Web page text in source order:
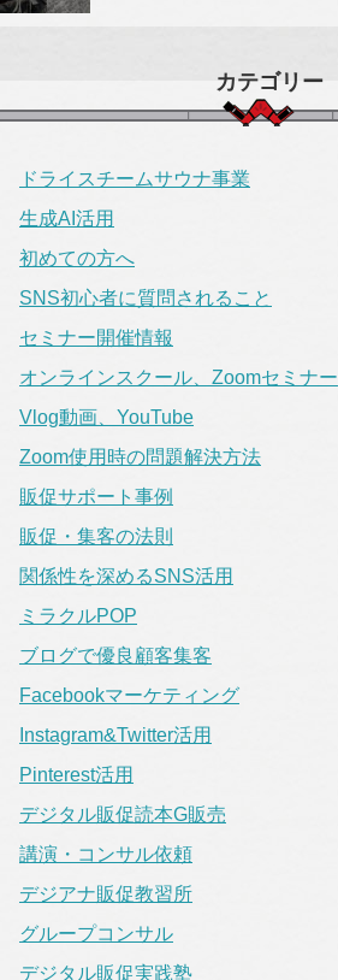
カテゴリー
ドライスチームサウナ事業
生成AI活用
初めての方へ
SNS初心者に質問されること
セミナー開催情報
オンラインスクール、Zoomセミナー
Vlog動画、YouTube
Zoom使用時の問題解決方法
販促サポート事例
販促・集客の法則
関係性を深めるSNS活用
ミラクルPOP
ブログで優良顧客集客
Facebookマーケティング
Instagram&Twitter活用
Pinterest活用
デジタル販促読本G販売
講演・コンサル依頼
デジアナ販促教習所
グループコンサル
デジタル販促実践塾